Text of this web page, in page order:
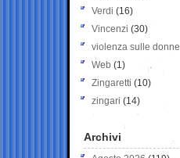
Verdi (16)
Vincenzi (30)
violenza sulle donne
Web (1)
Zingaretti (10)
zingari (14)
Archivi